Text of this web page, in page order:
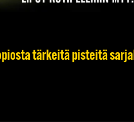
tärkeitä pisteitä